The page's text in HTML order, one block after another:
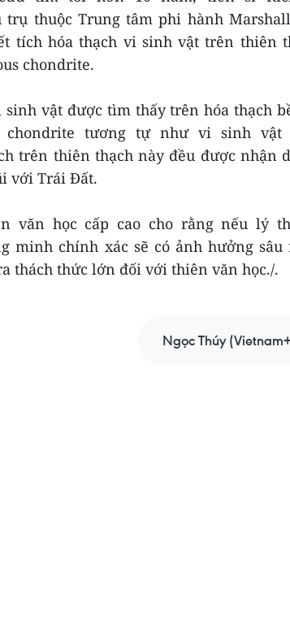
trụ thuộc Trung tâm phi hành
tích hóa thạch vi sinh vật trên thiên
chondrite.
sinh vật được tìm thấy trên hóa thạch
chondrite tương tự như vi sinh vật
trên thiên thạch này đều được nhận
với Trái Đất.
văn học cấp cao cho rằng nếu lý
minh chính xác sẽ có ảnh hưởng sâu
thách thức lớn đối với thiên văn học./.
Ngọc Thúy